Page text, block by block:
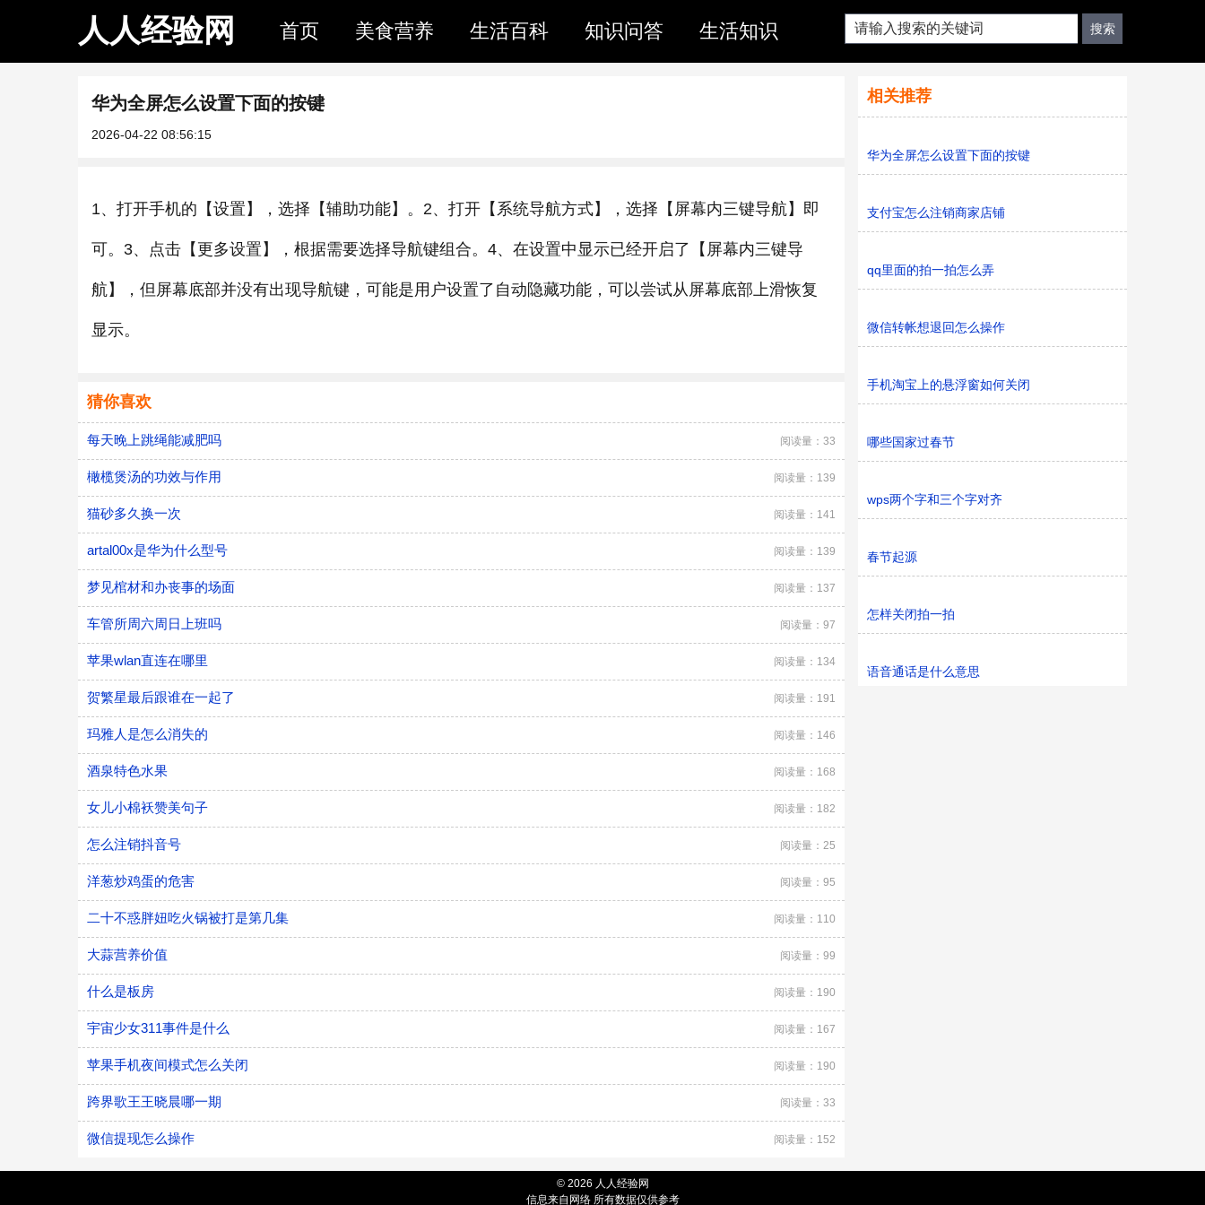
人人经验网 首页 美食营养 生活百科 知识问答 生活知识
华为全屏怎么设置下面的按键
2026-04-22 08:56:15
1、打开手机的【设置】，选择【辅助功能】。2、打开【系统导航方式】，选择【屏幕内三键导航】即
可。3、点击【更多设置】，根据需要选择导航键组合。4、在设置中显示已经开启了【屏幕内三键导
航】，但屏幕底部并没有出现导航键，可能是用户设置了自动隐藏功能，可以尝试从屏幕底部上滑恢复
显示。
猜你喜欢
每天晚上跳绳能减肥吗 阅读量：33
橄榄煲汤的功效与作用 阅读量：139
猫砂多久换一次 阅读量：141
artal00x是华为什么型号 阅读量：139
梦见棺材和办丧事的场面 阅读量：137
车管所周六周日上班吗 阅读量：97
苹果wlan直连在哪里 阅读量：134
贺繁星最后跟谁在一起了 阅读量：191
玛雅人是怎么消失的 阅读量：146
酒泉特色水果 阅读量：168
女儿小棉袄赞美句子 阅读量：182
怎么注销抖音号 阅读量：25
洋葱炒鸡蛋的危害 阅读量：95
二十不惑胖妞吃火锅被打是第几集 阅读量：110
大蒜营养价值 阅读量：99
什么是板房 阅读量：190
宇宙少女311事件是什么 阅读量：167
苹果手机夜间模式怎么关闭 阅读量：190
跨界歌王王晓晨哪一期 阅读量：33
微信提现怎么操作 阅读量：152
相关推荐
华为全屏怎么设置下面的按键
支付宝怎么注销商家店铺
qq里面的拍一拍怎么弄
微信转帐想退回怎么操作
手机淘宝上的悬浮窗如何关闭
哪些国家过春节
wps两个字和三个字对齐
春节起源
怎样关闭拍一拍
语音通话是什么意思
© 2026 人人经验网
信息来自网络 所有数据仅供参考